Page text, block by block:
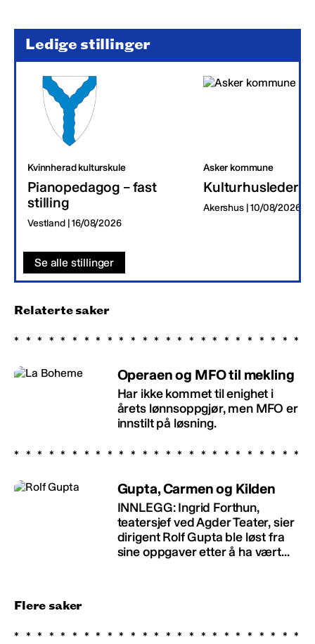
Ledige stillinger
Kvinnherad kulturskule
Pianopedagog – fast
stilling
Vestland | 16/08/2026
Asker kommune
Kulturhusleder
Akershus | 10/08/2026
Se alle stillinger
Relaterte saker
Operaen og MFO til mekling
Har ikke kommet til enighet i
årets lønnsoppgjør, men MFO er
innstilt på løsning.
Gupta, Carmen og Kilden
INNLEGG: Ingrid Forthun,
teatersjef ved Agder Teater, sier
dirigent Rolf Gupta ble løst fra
sine oppgaver etter å ha vært...
Flere saker